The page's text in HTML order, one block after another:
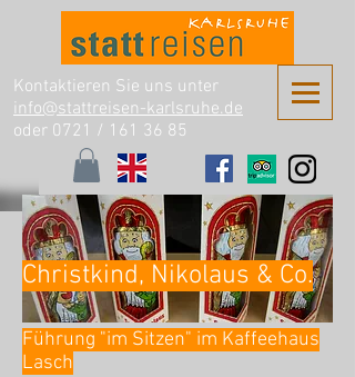
Kontaktieren Sie uns unter
info@stattreisen-karlsruhe.de
oder 0721 / 161 36 85
Christkind, Nikolaus & Co.
Führung "im Sitzen" im Kaffeehaus
Lasch